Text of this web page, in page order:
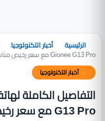
الرئيسية أخبار التكنولوجيا
Gionee G13 Pro مع سعر رخيص مناسب للجميع
أخبار التكنولوجيا
G13 Pro مع سعر رخيص مناسب للجميع